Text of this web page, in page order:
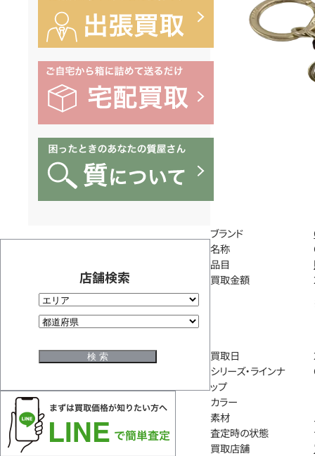
店舗検索
ブランド
名称
品目
買取金額
買取日
シリーズ・ラインナ
ップ
カラー
素材
査定時の状態
買取店舗